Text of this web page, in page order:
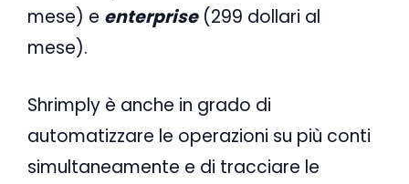
mese) e enterprise (299 dollari al
mese).
Shrimply è anche in grado di
automatizzare le operazioni su più conti
simultaneamente e di tracciare le